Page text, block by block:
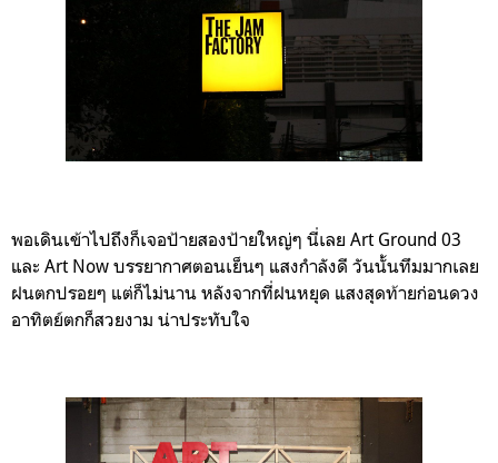
พอเดินเข้าไปถึงก็เจอป้ายสองป้ายใหญ่ๆ นี่เลย Art Ground 03
และ Art Now บรรยากาศตอนเย็นๆ แสงกำลังดี วันนั้นทึมมากเลย
ฝนตกปรอยๆ แต่ก็ไม่นาน หลังจากที่ฝนหยุด แสงสุดท้ายก่อนดวง
อาทิตย์ตกก็สวยงาม น่าประทับใจ